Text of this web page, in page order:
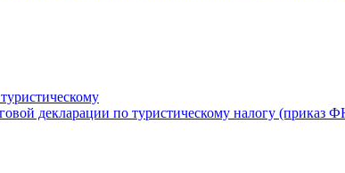
декларации по туристическому налогу